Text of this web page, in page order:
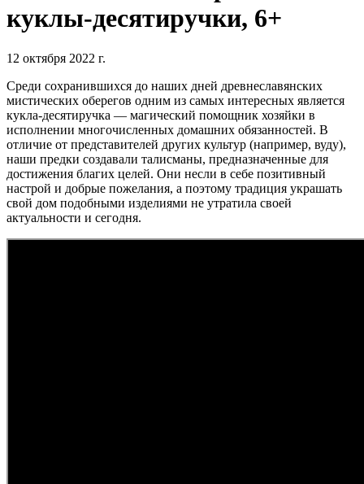
куклы-десятиручки, 6+
12 октября 2022 г.
Среди сохранившихся до наших дней древнеславянских
мистических оберегов одним из самых интересных является
кукла-десятиручка — магический помощник хозяйки в
исполнении многочисленных домашних обязанностей. В
отличие от представителей других культур (например, вуду),
наши предки создавали талисманы, предназначенные для
достижения благих целей. Они несли в себе позитивный
настрой и добрые пожелания, а поэтому традиция украшать
свой дом подобными изделиями не утратила своей
актуальности и сегодня.